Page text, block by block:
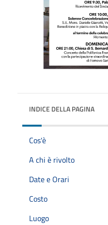
INDICE DELLA PAGINA
Cos'è
A chi è rivolto
Date e Orari
Costo
Luogo